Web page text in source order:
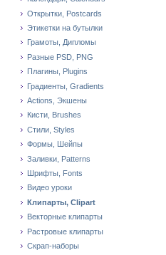
Открытки, Postcards
Этикетки на бутылки
Грамоты, Дипломы
Разные PSD, PNG
Плагины, Plugins
Градиенты, Gradients
Actions, Экшены
Кисти, Brushes
Стили, Styles
Формы, Шейпы
Заливки, Patterns
Шрифты, Fonts
Видео уроки
Клипарты, Clipart
Векторные клипарты
Растровые клипарты
Скрап-наборы